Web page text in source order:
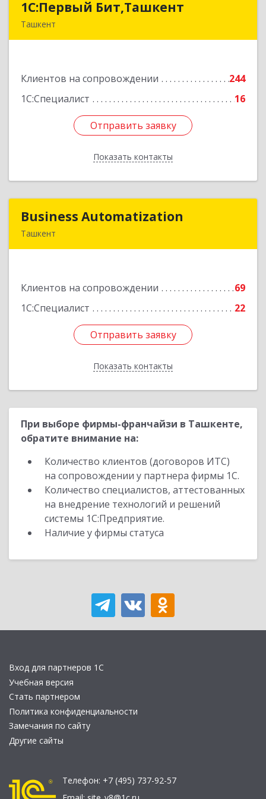
1C:Первый Бит,Ташкент
Ташкент
Клиентов на сопровождении
244
1С:Специалист
16
Отправить заявку
Показать контакты
1C:Первый Бит,Ташкент
Подробнее
Отправить заявку
Назад
Business Automatization
Ташкент
Клиентов на сопровождении
69
1С:Специалист
22
Отправить заявку
Показать контакты
Business Automatization
Подробнее
Отправить заявку
Назад
При выборе фирмы-франчайзи в Ташкенте,
обратите внимание на:
Количество клиентов (договоров ИТС)
на сопровождении у партнера фирмы 1С.
Количество специалистов, аттестованных
на внедрение технологий и решений
системы 1С:Предприятие.
Наличие у фирмы статуса
Вход для партнеров 1С
Учебная версия
Стать партнером
Политика конфиденциальности
Замечания по сайту
Другие сайты
Телефон: +7 (495) 737-92-57